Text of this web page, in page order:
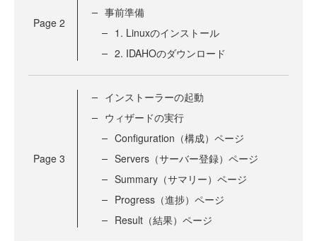
Page 2
事前準備
1. Linuxのインストール
2. IDAHOのダウンロード
Page 3
インストーラーの起動
ウィザードの実行
Configuration（構成）ページ
Servers（サーバー登録）ページ
Summary（サマリー）ページ
Progress（進捗）ページ
Result（結果）ページ